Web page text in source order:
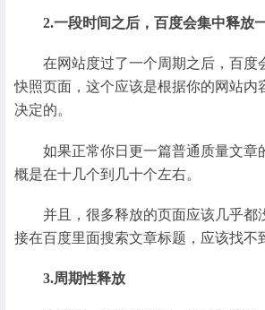
2.一段时间之后，百度会集中释放
在网站度过了一个周期之后，百度
快照页面，这个应该是根据你的网站内
决定的。
如果正常你日更一篇普通质量文章
概是在十几个到几十个左右。
并且，很多释放的页面应该几乎都
接在百度里面搜索文章标题，应该找不
3.周期性释放